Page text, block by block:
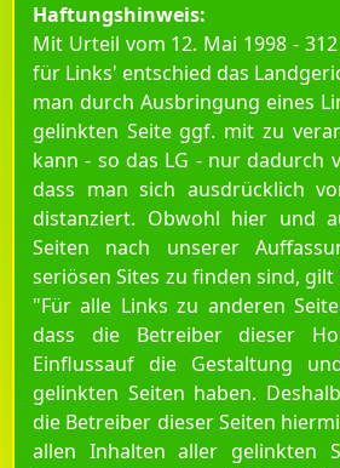
Haftungshinweis:
Mit Urteil vom 12. Mai 1998 -
für Links' entschied das
man durch Ausbringung eines
gelinkten Seite ggf. mit zu
kann - so das LG - nur dadurch
dass man sich ausdrücklich
distanziert. Obwohl hier und
Seiten nach unserer
seriösen Sites zu finden sind,
"Für alle Links zu anderen
dass die Betreiber dieser
Einflussauf die Gestaltung
gelinkten Seiten haben.
die Betreiber dieser Seiten
allen Inhalten aller gelinkten